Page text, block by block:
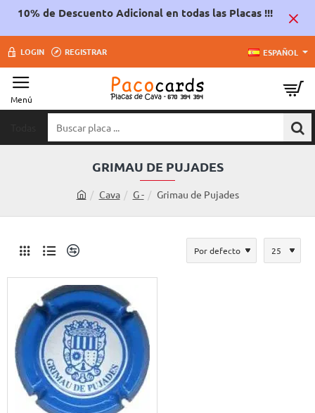
10% de Descuento Adicional en todas las Placas !!!
LOGIN REGISTRAR ESPAÑOL
placa
GRIMAU DE PUJADES
o
Cava G - Grimau de Pujades